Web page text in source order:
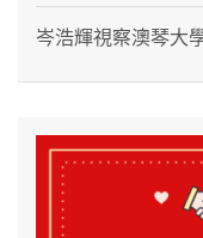
岑浩輝視察澳琴大